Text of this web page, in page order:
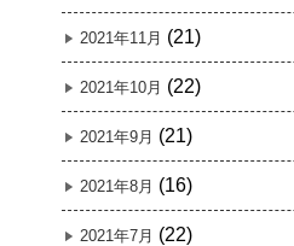
2021年11月 (21)
2021年10月 (22)
2021年9月 (21)
2021年8月 (16)
2021年7月 (22)